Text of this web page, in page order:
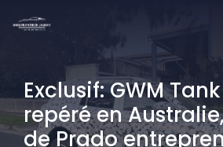
Exclusif: GWM
repéré en
de Prado